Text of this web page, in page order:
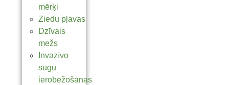
mērķi
Ziedu pļavas
Dzīvais
mežs
Invazīvo
sugu
ierobežošanas